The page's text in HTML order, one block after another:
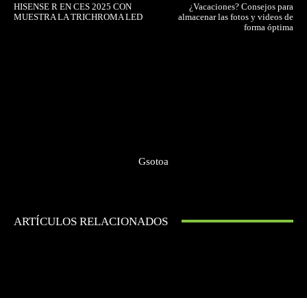
HISENSE R EN CES 2025 CON
MUESTRA LA TRICHROMA LED
¿Vacaciones? Consejos para
almacenar las fotos y videos de
forma óptima
Gsotoa
ARTÍCULOS RELACIONADOS